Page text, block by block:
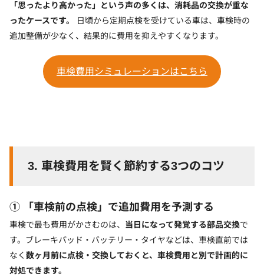
「思ったより高かった」という声の多くは、消耗品の交換が重な
ったケースです。
日頃から定期点検を受けている車は、車検時の
追加整備が少なく、結果的に費用を抑えやすくなります。
車検費用シミュレーションはこちら
3. 車検費用を賢く節約する3つのコツ
① 「車検前の点検」で追加費用を予測する
車検で最も費用がかさむのは、 当日になって発覚する部品交換で
す。ブレーキパッド・バッテリー・タイヤなどは、車検直前では
なく 数ヶ月前に点検・交換しておくと、車検費用と別で計画的に
対処できます。